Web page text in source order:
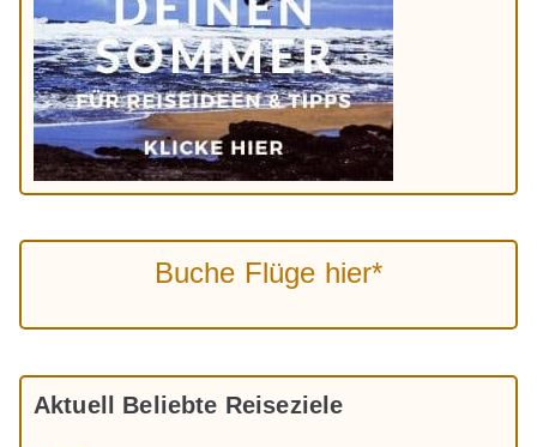
Buche Flüge hier*
Aktuell Beliebte Reiseziele